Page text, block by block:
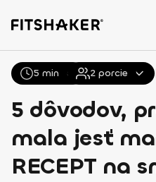
Všetky Recepty
5 dôvodov,
mala jesť
RECEPT na
5 min 2 porcie